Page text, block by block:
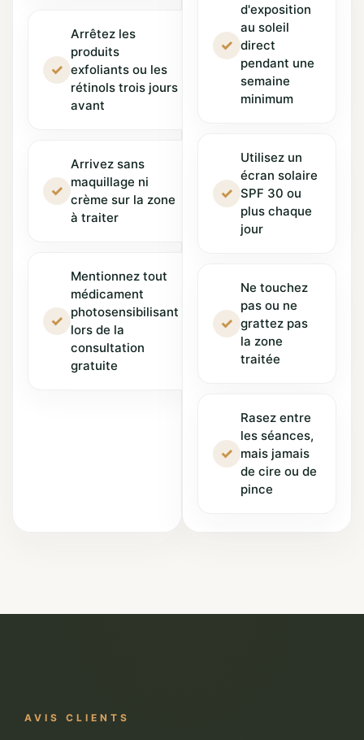
✓
Arrêtez les
produits
exfoliants ou les
rétinols trois jours
avant
✓
Arrivez sans
maquillage ni
crème sur la zone
à traiter
✓
Mentionnez tout
médicament
photosensibilisant
lors de la
consultation
gratuite
✓
d'exposition
au soleil
direct
pendant une
semaine
minimum
✓
Utilisez un
écran solaire
SPF 30 ou
plus chaque
jour
✓
Ne touchez
pas ou ne
grattez pas
la zone
traitée
✓
Rasez entre
les séances,
mais jamais
de cire ou de
pince
AVIS CLIENTS